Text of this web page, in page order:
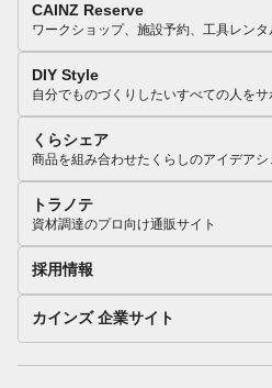
CAINZ Reserve
ワークショップ、施設予約、工具レンタ
DIY Style
自分でものづくりしたいすべての人をサ
くらシェア
商品を組み合わせたくらしのアイデアシ
トラノテ
資材調達のプロ向け通販サイト
採用情報
カインズ 企業サイト